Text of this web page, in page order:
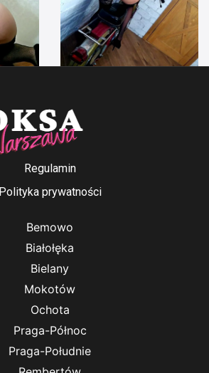
Irenka
Regulamin
Polityka prywatności
Bemowo
Białołęka
Bielany
Mokotów
Ochota
Praga-Północ
Praga-Południe